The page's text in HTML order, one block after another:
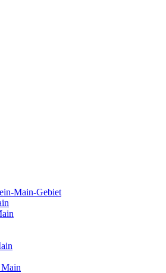
Main-Gebiet
Main